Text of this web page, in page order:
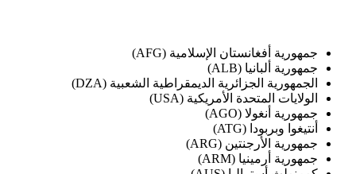
جمهورية أفغانستان الإسلامية (AFG)
جمهورية ألبانيا (ALB)
الجمهورية الجزائرية الديمقراطية الشعبية (DZA)
الولايات المتحدة الأمريكية (USA)
جمهورية أنغولا (AGO)
أنتيغوا وبربودا (ATG)
جمهورية الأرجنتين (ARG)
جمهورية أرمينيا (ARM)